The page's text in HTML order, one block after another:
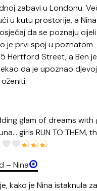
zabavi u Londonu.
u kutu prostorije, a
da se poznaju
je prvi spoj u poznatom
Hertford Street, a Ben
da je upoznao
glam of dreams with
girls RUN TO THEM,
– Nina
kako je Nina istaknula